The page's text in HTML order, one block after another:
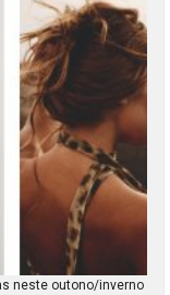
neste outono/inverno